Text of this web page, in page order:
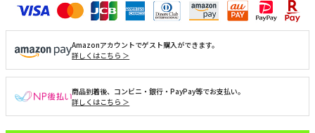
Amazonアカウントでゲスト購入ができます。
詳しくはこちら ＞
商品到着後、コンビニ・銀行・PayPay等でお支払い。
詳しくはこちら ＞